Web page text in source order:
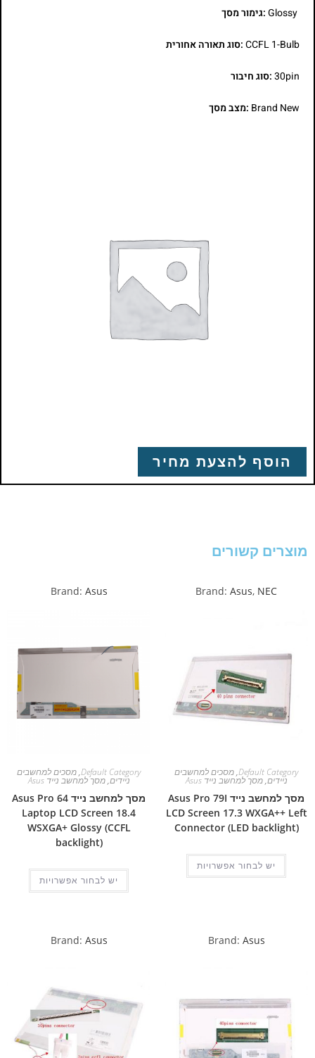
Glossy:גימור מסך
CCFL 1-Bulb:סוג תאורה אחורית
30pin:סוג חיבור
Brand New :מצב מסך
הוסף להצעת מחיר
מוצרים קשורים
Brand: Asus, NEC
Default Category
,מסכים למחשבים
ניידים,מסך למחשב נייד Asus
מסך למחשב נייד Asus Pro 79I
LCD Screen 17.3 WXGA++ Left
Connector (LED backlight)
יש לבחור אפשרויות
Brand: Asus
Default Category
,מסכים למחשבים
ניידים,מסך למחשב נייד Asus
מסך למחשב נייד Asus Pro 64
Laptop LCD Screen 18.4
WSXGA+ Glossy (CCFL
backlight)
יש לבחור אפשרויות
Brand: Asus
Brand: Asus